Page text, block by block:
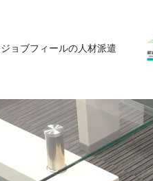
ジョブフィールの人材派遣